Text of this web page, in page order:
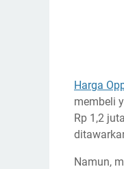
Harga
membeli
Rp 1,2
Namun,